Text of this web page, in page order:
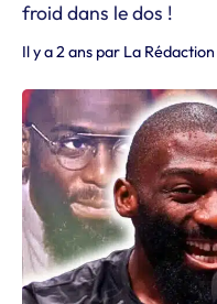
froid dans le dos !
Il y a 2 ans par La Rédaction